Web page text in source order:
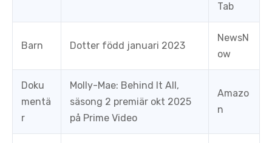
Tab
Barn Dotter född januari 2023
NewsN
ow
Doku
mentä
r
Molly-Mae: Behind It All,
säsong 2 premiär okt 2025
på Prime Video
Amazo
n